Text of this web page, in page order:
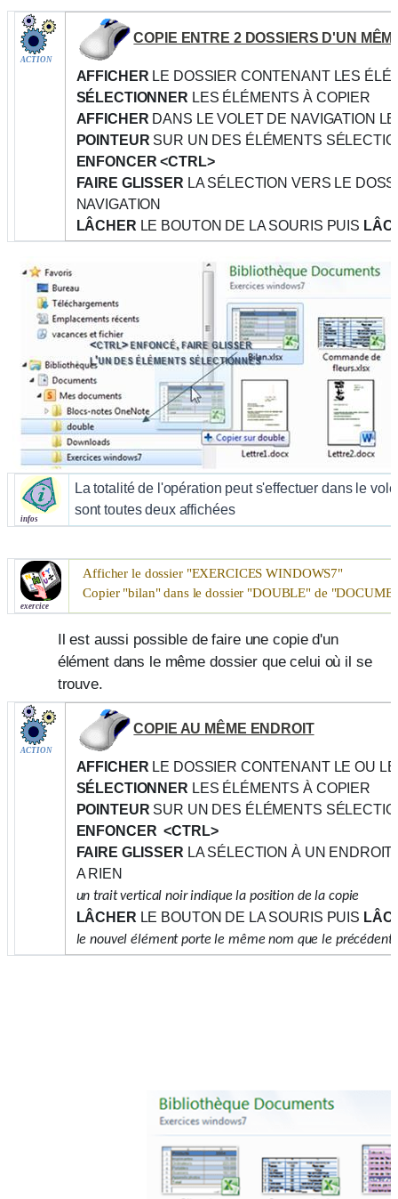
ACTION
COPIE ENTRE 2 DOSSIERS D'UN
AFFICHER LE DOSSIER CONTENANT LES
SÉLECTIONNER LES ÉLÉMENTS À COPIER
AFFICHER DANS LE VOLET DE NAVIGATION
POINTEUR SUR UN DES ÉLÉMENTS
ENFONCER <CTRL>
FAIRE GLISSER LA SÉLECTION VERS LE
NAVIGATION
LÂCHER LE BOUTON DE LA SOURIS PUIS
infos
La totalité de l'opération peut s'effectuer dans le
sont toutes deux affichées
exercice
Afficher le dossier "EXERCICES WINDOWS7"
Copier "bilan" dans le dossier "DOUBLE" de "
Il est aussi possible de faire une copie d'un
élément dans le même dossier que celui où il se
trouve.
ACTION
COPIE AU MÊME ENDROIT
AFFICHER LE DOSSIER CONTENANT LE OU
SÉLECTIONNER LES ÉLÉMENTS À COPIER
POINTEUR SUR UN DES ÉLÉMENTS
ENFONCER <CTRL>
FAIRE GLISSER LA SÉLECTION À UN
A RIEN
un trait vertical noir indique la position de la copie
LÂCHER LE BOUTON DE LA SOURIS PUIS
le nouvel élément porte le même nom que le